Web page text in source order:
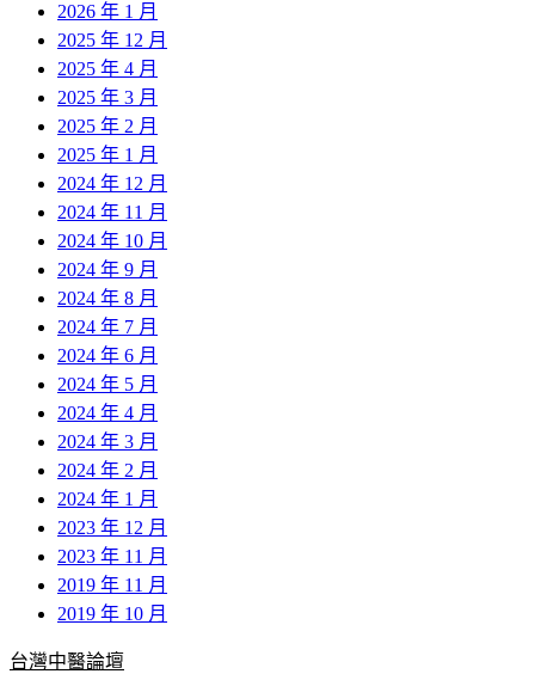
2026 年 1 月
2025 年 12 月
2025 年 4 月
2025 年 3 月
2025 年 2 月
2025 年 1 月
2024 年 12 月
2024 年 11 月
2024 年 10 月
2024 年 9 月
2024 年 8 月
2024 年 7 月
2024 年 6 月
2024 年 5 月
2024 年 4 月
2024 年 3 月
2024 年 2 月
2024 年 1 月
2023 年 12 月
2023 年 11 月
2019 年 11 月
2019 年 10 月
台灣中醫論壇